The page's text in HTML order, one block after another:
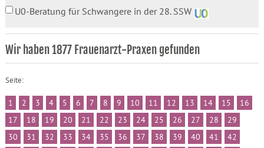
U0-Beratung für Schwangere in der 28. SSW
Wir haben 1877 Frauenarzt-Praxen gefunden
Seite:
1 2 3 4 5 6 7 8 9 10 11 12 13 14 15
16
17
18 19 20 21 22 23 24 25 26 27 28
29
30
31 32 33 34 35 36 37 38 39 40 41
42